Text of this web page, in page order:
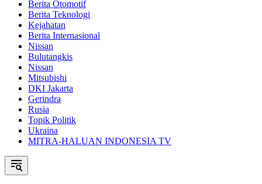
Berita Otomotif
Berita Teknologi
Kejahatan
Berita Internasional
Nissan
Bulutangkis
Nissan
Mitsubishi
DKI Jakarta
Gerindra
Rusia
Topik Politik
Ukraina
MITRA-HALUAN INDONESIA TV